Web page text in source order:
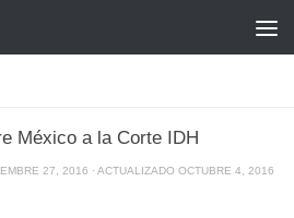
México a la Corte IDH
27, 2016 · ACTUALIZADO OCTUBRE 4, 2016